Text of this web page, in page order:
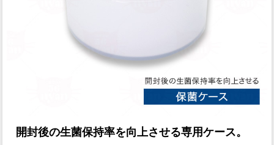
開封後の生菌保持率を向上させる専用ケース。